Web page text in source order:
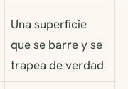
Una superficie
que se barre y se
trapea de verdad